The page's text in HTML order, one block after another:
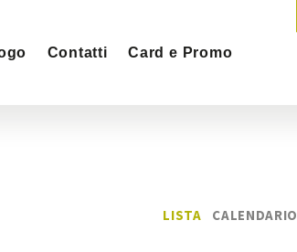
Contatti Card e Promo
LISTA CALENDARIO